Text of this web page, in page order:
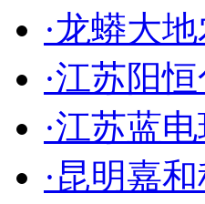
·龙蟒大
·江苏阳
·江苏蓝
·昆明嘉